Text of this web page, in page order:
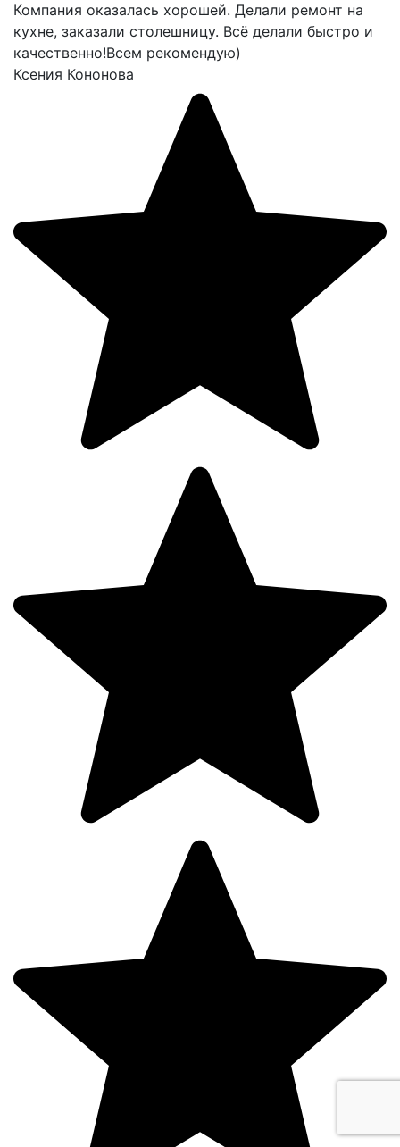
Компания оказалась хорошей. Делали ремонт на
кухне, заказали столешницу. Всё делали быстро и
качественно!Всем рекомендую)
Ксения Кононова